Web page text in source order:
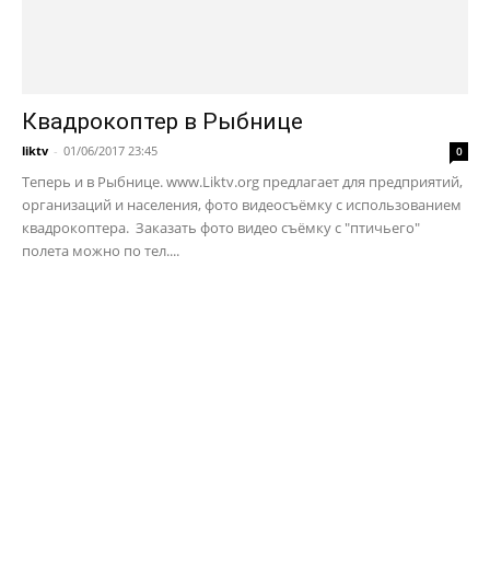
Квадрокоптер в Рыбнице
liktv - 01/06/2017 23:45 0
Теперь и в Рыбнице. www.Liktv.org предлагает для предприятий,
организаций и населения, фото видеосъёмку с использованием
квадрокоптера. Заказать фото видео съёмку с "птичьего"
полета можно по тел....